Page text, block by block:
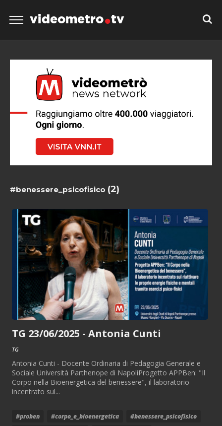
videometro tv
#benessere_psicofisico (2)
TG 23/06/2025 - Antonia Cunti
TG
Antonia Cunti - Docente Ordinaria di Pedagogia Generale e
Sociale Università Parthenope di NapoliProgetto APPBen: "Il
Corpo nella Bioenergetica del benessere", il laboratorio
incentrato sul...
#proben #corpo_e_bioenergetica
#benessere_psicofisico